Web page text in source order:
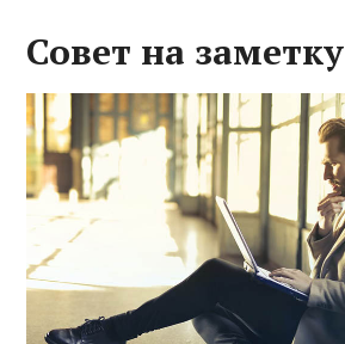
Совет на заметку